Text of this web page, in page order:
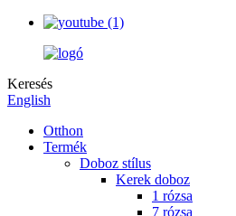
Keresés
English
Otthon
Termék
Doboz stílus
Kerek doboz
1 rózsa
7 rózsa